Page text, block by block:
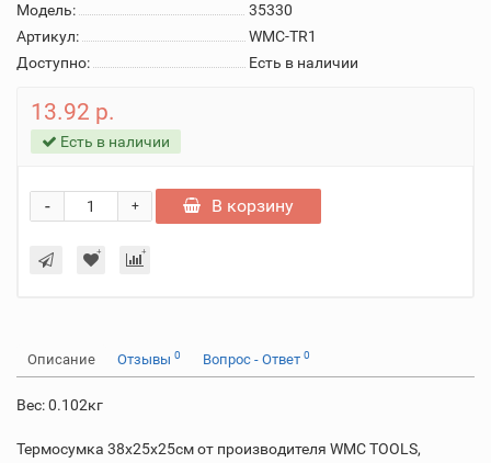
Модель:
35330
Артикул:
WMC-TR1
Доступно:
Есть в наличии
13.92 р.
Есть в наличии
+
- В корзину
Описание Отзывы 0 Вопрос - Ответ 0
Вес: 0.102кг
Термосумка 38х25х25см от производителя WMC TOOLS,